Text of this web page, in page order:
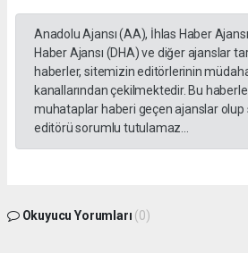
Anadolu Ajansı (AA), İhlas Haber
Haber Ajansı (DHA) ve diğer ajanslar
haberler, sitemizin editörlerinin
kanallarından çekilmektedir. Bu
muhataplar haberi geçen ajanslar
editörü sorumlu tutulamaz...
Okuyucu Yorumları (0)